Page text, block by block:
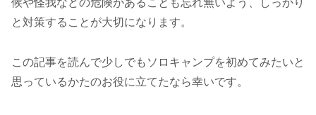
候や怪我などの危険があることも忘れ無いよう、しっかり
と対策することが大切になります。
この記事を読んで少しでもソロキャンプを初めてみたいと
思っているかたのお役に立てたなら幸いです。